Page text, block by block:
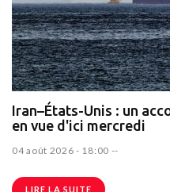
Iran–États-Unis : un
en vue d'ici mercredi
04 août 2026 - 18:00 --
LIRE LA SUITE